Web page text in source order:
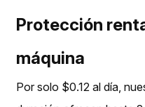
Protección
máquina
Por solo $0.12 al día,